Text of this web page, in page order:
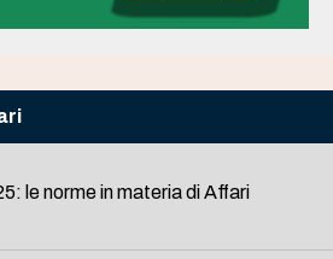
le norme in materia di Affari